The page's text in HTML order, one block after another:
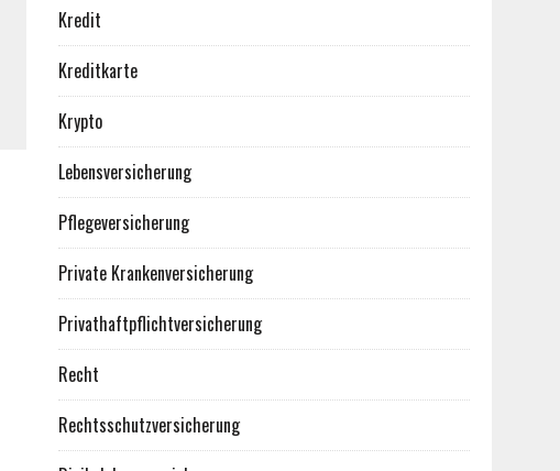
Kredit
Kreditkarte
Krypto
Lebensversicherung
Pflegeversicherung
Private Krankenversicherung
Privathaftpflichtversicherung
Recht
Rechtsschutzversicherung